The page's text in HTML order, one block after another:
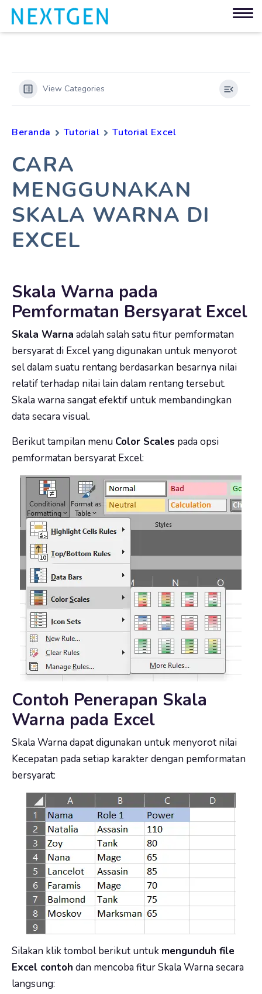
View Categories
Beranda Tutorial Tutorial Excel
CARA
MENGGUNAKAN
SKALA WARNA DI
EXCEL
Skala Warna pada
Pemformatan Bersyarat Excel
Skala Warna adalah salah satu fitur pemformatan
bersyarat di Excel yang digunakan untuk menyorot
sel dalam suatu rentang berdasarkan besarnya nilai
relatif terhadap nilai lain dalam rentang tersebut.
Skala warna sangat efektif untuk membandingkan
data secara visual.
Berikut tampilan menu Color Scales pada opsi
pemformatan bersyarat Excel:
Contoh Penerapan Skala
Warna pada Excel
Skala Warna dapat digunakan untuk menyorot nilai
Kecepatan pada setiap karakter dengan pemformatan
bersyarat:
Silakan klik tombol berikut untuk mengunduh file
Excel contoh dan mencoba fitur Skala Warna secara
langsung: